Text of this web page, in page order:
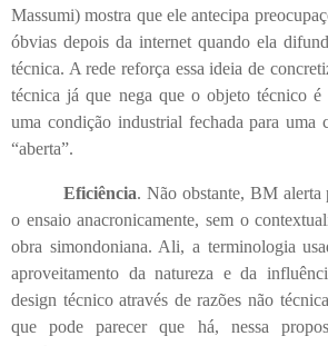
Massumi) mostra que ele antecipa
óbvias depois da internet quando ela
técnica. A rede reforça essa ideia de
técnica já que nega que o objeto técnico é
uma condição industrial fechada para uma
“aberta”.
Eficiência. Não obstante, BM alerta
o ensaio anacronicamente, sem o
obra simondoniana. Ali, a terminologia
aproveitamento da natureza e da
design técnico através de razões não
que pode parecer que há, nessa